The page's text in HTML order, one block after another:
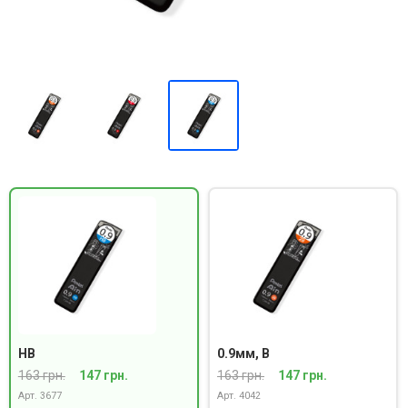
HB
163 грн.
147 грн.
Арт. 3677
0.9мм, B
163 грн.
147 грн.
Арт. 4042